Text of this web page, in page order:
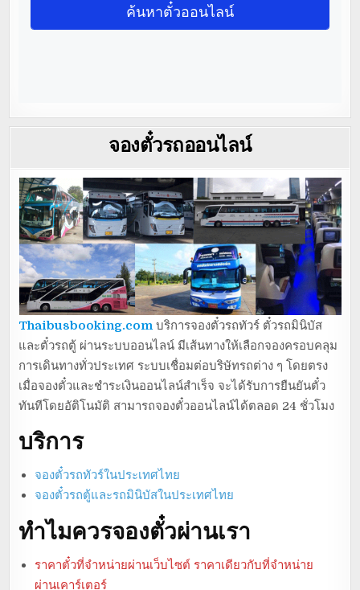
จองตั๋วรถออนไลน์
Thaibusbooking.com บริการจองตั๋วรถทัวร์ ตั๋วรถมินิบัส
และตั๋วรถตู้ ผ่านระบบออนไลน์ มีเส้นทางให้เลือกจองครอบคลุม
การเดินทางทั่วประเทศ ระบบเชื่อมต่อบริษัทรถต่าง ๆ โดยตรง
เมื่อจองตั๋วและชำระเงินออนไลน์สำเร็จ จะได้รับการยืนยันตั๋ว
ทันทีโดยอัติโนมัติ สามารถจองตั๋วออนไลน์ได้ตลอด 24 ชั่วโมง
บริการ
จองตั๋วรถทัวร์ในประเทศไทย
จองตั๋วรถตู้และรถมินิบัสในประเทศไทย
ทำไมควรจองตั๋วผ่านเรา
ราคาตั๋วที่จำหน่ายผ่านเว็บไซต์ ราคาเดียวกับที่จำหน่าย
ผ่านเคาร์เตอร์